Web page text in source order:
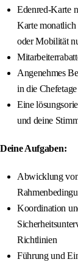
Edenred-Karte
Karte
oder Mobilität
Angenehmes
in die Chefetage
Eine
und deine
Deine Aufgaben:
Abwicklung
Koordination
Richtlinien
Führung und